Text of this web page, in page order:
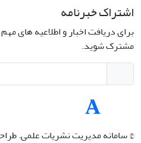
اشتراک خبرنامه
برای دریافت اخبار و اطلاعیه های
مشترک شوید.
© سامانه مدیریت نشریات علمی.